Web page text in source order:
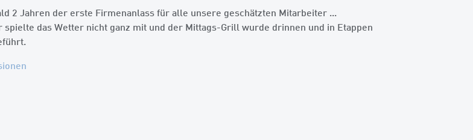
2 Jahren der erste Firmenanlass für alle unsere geschätzten Mitarbeiter ...
das Wetter nicht ganz mit und der Mittags-Grill wurde drinnen und in Etappen